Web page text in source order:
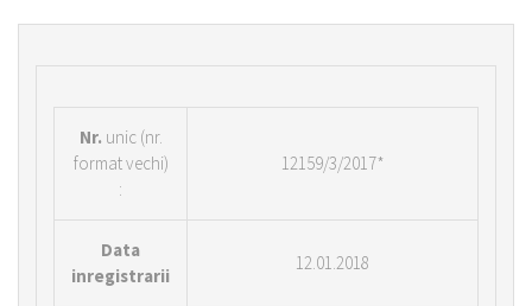
Nr. unic (nr.
format vechi)
:
12159/3/2017*
Data
inregistrarii
12.01.2018